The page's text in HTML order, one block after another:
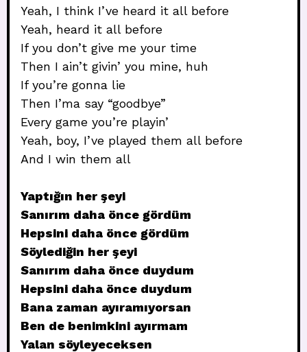
Yeah, I think I’ve heard it all before
Yeah, heard it all before
If you don’t give me your time
Then I ain’t givin’ you mine, huh
If you’re gonna lie
Then I’ma say “goodbye”
Every game you’re playin’
Yeah, boy, I’ve played them all before
And I win them all
Yaptığın her şeyi
Sanırım daha önce gördüm
Hepsini daha önce gördüm
Söylediğin her şeyi
Sanırım daha önce duydum
Hepsini daha önce duydum
Bana zaman ayıramıyorsan
Ben de benimkini ayırmam
Yalan söyleyeceksen